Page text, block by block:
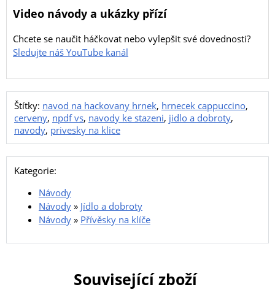
Video návody a ukázky přízí
Chcete se naučit háčkovat nebo vylepšit své dovednosti?
Sledujte náš YouTube kanál
Štítky: navod na hackovany hrnek, hrnecek cappuccino,
cerveny, npdf vs, navody ke stazeni, jidlo a dobroty,
navody, privesky na klice
Kategorie:
Návody
Návody » Jídlo a dobroty
Návody » Přívěsky na klíče
Související zboží